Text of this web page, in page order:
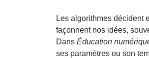
Les algorithmes décident
façonnent nos idées,
Dans Éducation
ses paramètres ou son